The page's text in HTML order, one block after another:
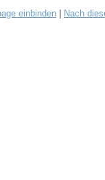
einbinden Nach